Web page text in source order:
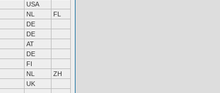
USA
NL
FL
DE
DE
AT
DE
FI
NL
ZH
UK